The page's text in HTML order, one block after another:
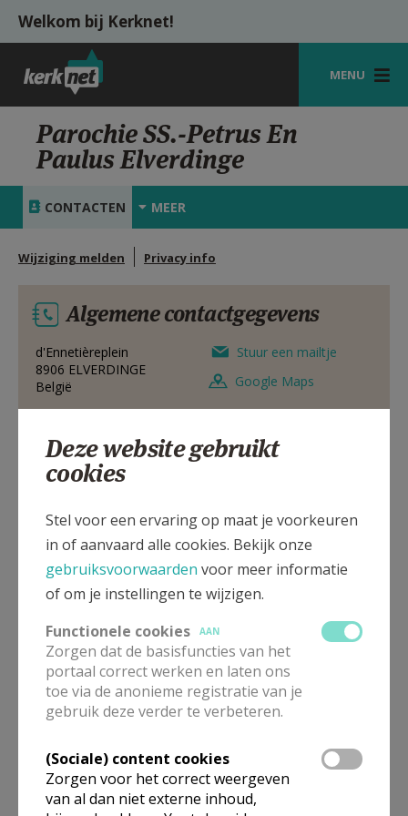
Overslaan en naar de inhoud gaan
Welkom bij Kerknet!
MENU
STARTPAGINA
KERK
VIERINGEN
HULP
MIJN PAROCHIE
AANMELDEN OF REGISTREREN
Parochie SS.-Petrus En
Paulus Elverdinge
CONTACTEN MEER
Wijziging melden Privacy info
Algemene contactgegevens
d'Ennetièreplein
8906 ELVERDINGE
België
Stuur een mailtje
Google Maps
d'Ennetièreplein, 8906 ELVERDINGE
Deze website gebruikt
cookies
Stel voor een ervaring op maat je voorkeuren
in of aanvaard alle cookies. Bekijk onze
gebruiksvoorwaarden voor meer informatie
of om je instellingen te wijzigen.
Functionele cookies
AAN
Zorgen dat de basisfuncties van het
portaal correct werken en laten ons
toe via de anonieme registratie van je
gebruik deze verder te verbeteren.
(Sociale) content cookies
Zorgen voor het correct weergeven
van al dan niet externe inhoud,